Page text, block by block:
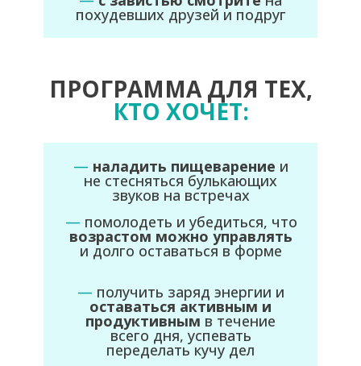
ПРОГРАММА ДЛЯ ТЕХ,
КТО ХОЧЕТ:
похудевших друзей и подруг
— получить заряд энергии и
оставаться активным и
продуктивным в течение
всего дня, успевать
переделать кучу дел
— помолодеть и убедиться, что
возрастом можно управлять
и долго оставаться в форме
— наладить пищеварение и
не стесняться булькающих
звуков на встречах